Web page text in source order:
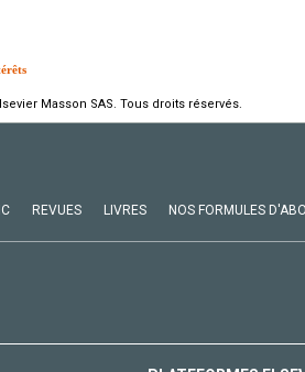
Masson SAS. Tous droits réservés.
REVUES LIVRES NOS FORMULES